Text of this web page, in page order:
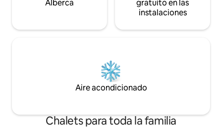
Alberca
gratuito en las
instalaciones
Aire acondicionado
Chalets para toda la familia